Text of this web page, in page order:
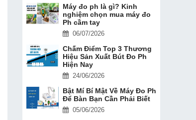
Máy đo ph là gì? Kinh
nghiệm chọn mua máy đo
Ph cầm tay
06/07/2026
Chấm Điểm Top 3 Thương
Hiệu Sản Xuất Bút Đo Ph
Hiện Nay
24/06/2026
Bật Mí Bí Mật Về Máy Đo Ph
Để Bàn Bạn Cần Phải Biết
05/06/2026